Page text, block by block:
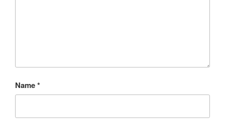
Name*